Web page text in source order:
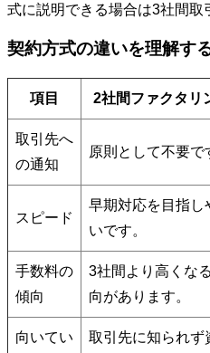
式に説明できる場合は3社間取
契約方式の違いを理解す
項目 2社間ファクタリ
取引先へ
の通知
原則として不要で
スピード
早期対応を目指し
いです。
手数料の
傾向
3社間より高くな
向があります。
向いてい
取引先に知られず